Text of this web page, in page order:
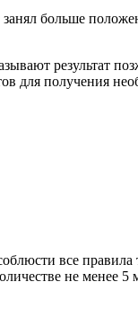
больше
результат
для получения
все
не менее 5